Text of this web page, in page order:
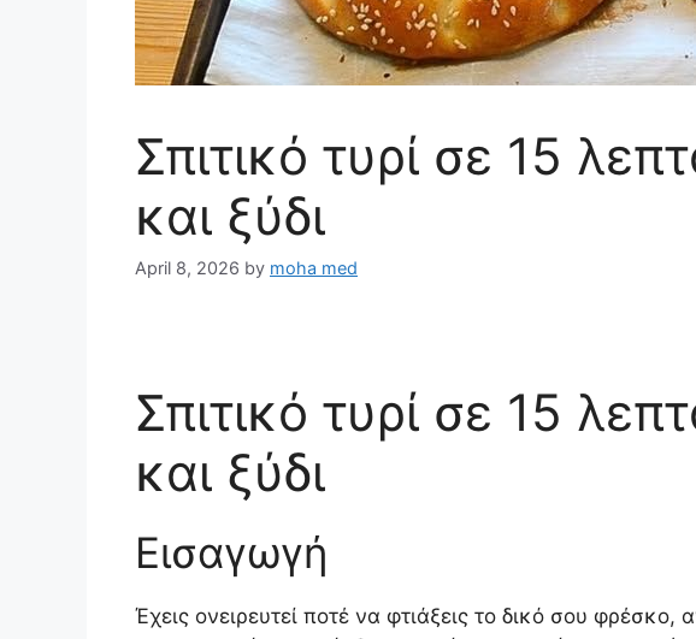
Σπιτικό τυρί σε 15
και ξύδι
April 8, 2026 by moha med
Σπιτικό τυρί σε 15
και ξύδι
Εισαγωγή
Έχεις ονειρευτεί ποτέ να φτιάξεις το δικό σου φρέσκο,